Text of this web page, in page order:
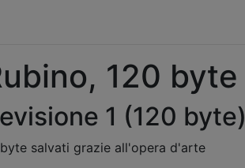
120 byte
1 (120 byte)
salvati grazie all'opera d'arte